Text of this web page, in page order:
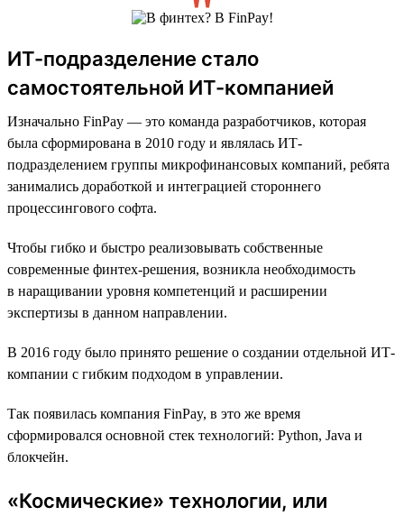
ИТ-подразделение стало
самостоятельной ИТ-компанией
Изначально FinPay — это команда разработчиков, которая
была сформирована в 2010 году и являлась ИТ-
подразделением группы микрофинансовых компаний, ребята
занимались доработкой и интеграцией стороннего
процессингового софта.
Чтобы гибко и быстро реализовывать собственные
современные финтех-решения, возникла необходимость
в наращивании уровня компетенций и расширении
экспертизы в данном направлении.
В 2016 году было принято решение о создании отдельной ИТ-
компании с гибким подходом в управлении.
Так появилась компания FinPay, в это же время
сформировался основной стек технологий: Python, Java и
блокчейн.
«Космические» технологии, или